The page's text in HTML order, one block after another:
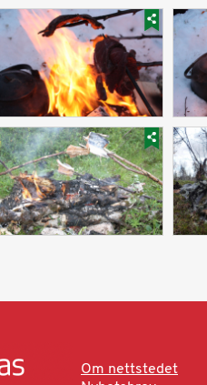
Om nettstedet